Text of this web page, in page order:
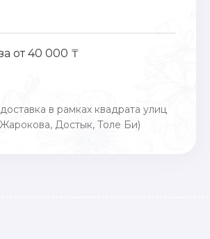
от 40 000 ₸
в рамках квадрата улиц
Достык, Толе Би)